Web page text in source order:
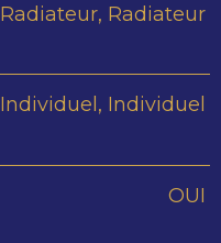
Radiateur, Radiateur
Individuel, Individuel
OUI